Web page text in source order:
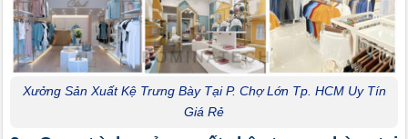
Xưởng Sản Xuất Kệ Trưng Bày Tại P. Chợ Lớn Tp. HCM Uy Tín
Giá Rẻ